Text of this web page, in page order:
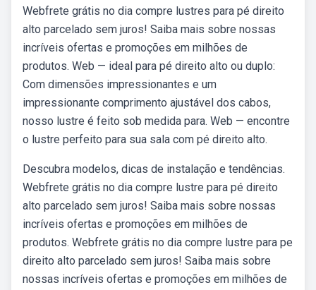
Webfrete grátis no dia compre lustres para pé direito
alto parcelado sem juros! Saiba mais sobre nossas
incríveis ofertas e promoções em milhões de
produtos. Web — ideal para pé direito alto ou duplo:
Com dimensões impressionantes e um
impressionante comprimento ajustável dos cabos,
nosso lustre é feito sob medida para. Web — encontre
o lustre perfeito para sua sala com pé direito alto.
Descubra modelos, dicas de instalação e tendências.
Webfrete grátis no dia compre lustre para pé direito
alto parcelado sem juros! Saiba mais sobre nossas
incríveis ofertas e promoções em milhões de
produtos. Webfrete grátis no dia compre lustre para pe
direito alto parcelado sem juros! Saiba mais sobre
nossas incríveis ofertas e promoções em milhões de